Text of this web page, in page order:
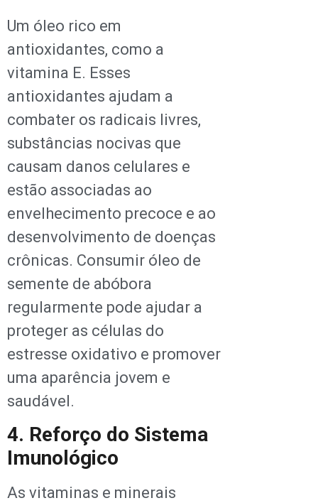
Um óleo rico em
antioxidantes, como a
vitamina E. Esses
antioxidantes ajudam a
combater os radicais livres,
substâncias nocivas que
causam danos celulares e
estão associadas ao
envelhecimento precoce e ao
desenvolvimento de doenças
crônicas. Consumir óleo de
semente de abóbora
regularmente pode ajudar a
proteger as células do
estresse oxidativo e promover
uma aparência jovem e
saudável.
4. Reforço do Sistema
Imunológico
As vitaminas e minerais